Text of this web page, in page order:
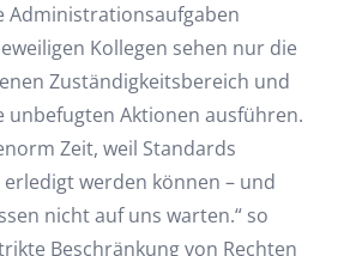
Administrationsaufgaben
Kollegen sehen nur die
Zuständigkeitsbereich und
unbefugten Aktionen ausführen.
Zeit, weil Standards
werden können – und
nicht auf uns warten.“ so
Beschränkung von Rechten